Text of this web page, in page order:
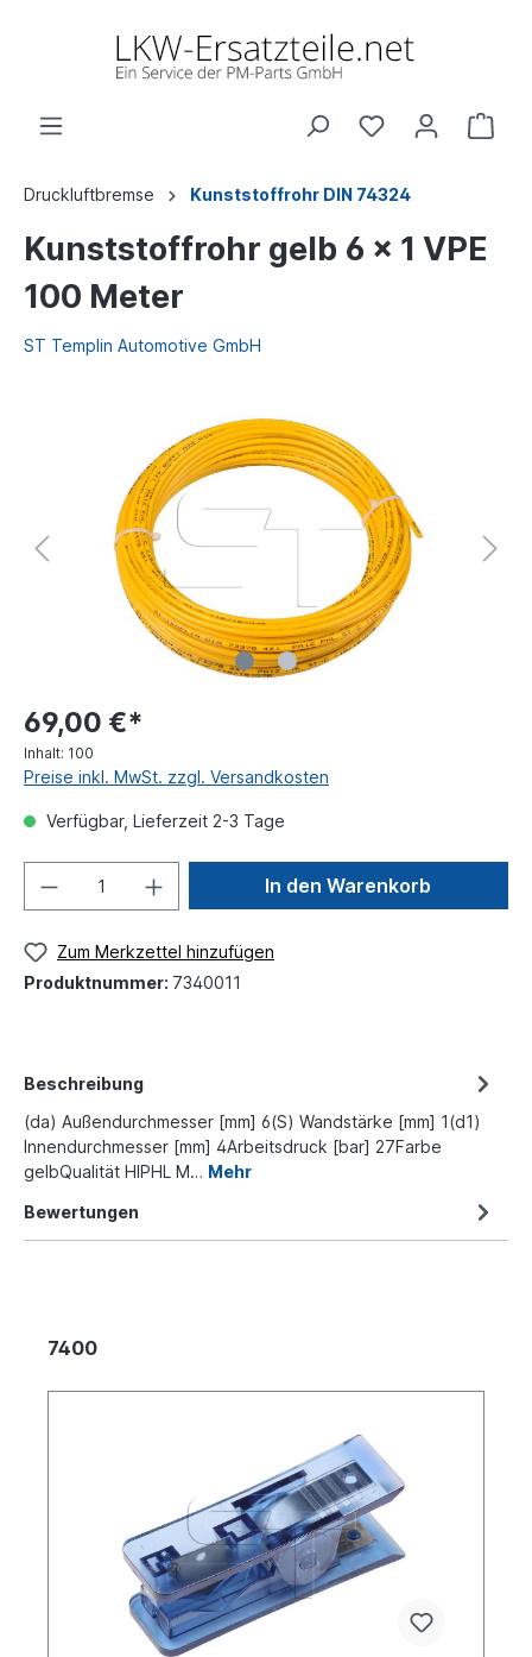
Druckluftbremse Kunststoffrohr DIN 74324
Kunststoffrohr gelb 6 x 1 VPE
100 Meter
ST Templin Automotive GmbH
69,00 €*
Inhalt: 100
Preise inkl. MwSt. zzgl. Versandkosten
Verfügbar, Lieferzeit 2-3 Tage
In den Warenkorb
Zum Merkzettel hinzufügen
Produktnummer: 7340011
Beschreibung
(da) Außendurchmesser [mm] 6(S) Wandstärke [mm] 1(d1)
Innendurchmesser [mm] 4Arbeitsdruck [bar] 27Farbe
gelbQualität HIPHL M… Mehr
Bewertungen
7400